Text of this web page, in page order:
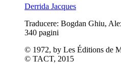
Derrida Jacques
Traducere: Bogdan Ghiu,
340 pagini
© 1972, by Les Éditions de
© TACT, 2015